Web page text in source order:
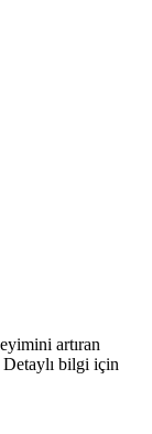
artıran
bilgi için